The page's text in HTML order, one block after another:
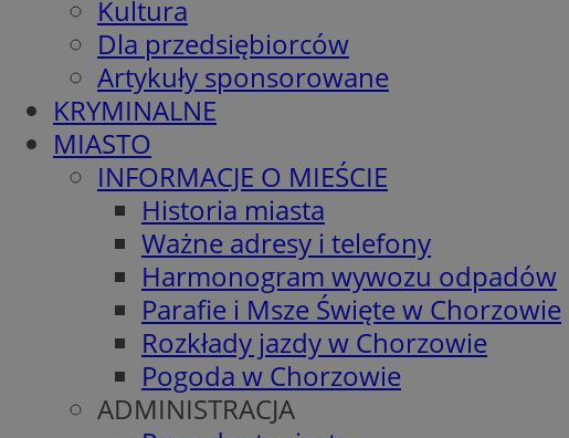
Kultura
Dla przedsiębiorców
Artykuły sponsorowane
KRYMINALNE
MIASTO
INFORMACJE O MIEŚCIE
Historia miasta
Ważne adresy i telefony
Harmonogram wywozu odpadów
Parafie i Msze Święte w Chorzowie
Rozkłady jazdy w Chorzowie
Pogoda w Chorzowie
ADMINISTRACJA